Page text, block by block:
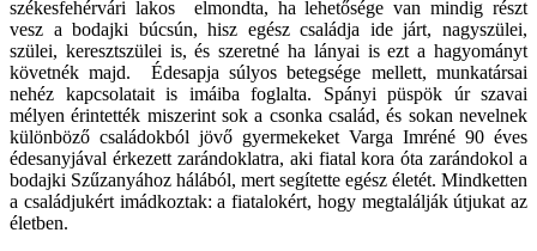
székesfehérvári lakos elmondta, ha lehetősége van mindig részt
vesz a bodajki búcsún, hisz egész családja ide járt, nagyszülei,
szülei, keresztszülei is, és szeretné ha lányai is ezt a hagyományt
követnék majd. Édesapja súlyos betegsége mellett, munkatársai
nehéz kapcsolatait is imáiba foglalta. Spányi püspök úr szavai
mélyen érintették miszerint sok a csonka család, és sokan nevelnek
különböző családokból jövő gyermekeket Varga Imréné 90 éves
édesanyjával érkezett zarándoklatra, aki fiatal kora óta zarándokol a
bodajki Szűzanyához hálából, mert segítette egész életét. Mindketten
a családjukért imádkoztak: a fiatalokért, hogy megtalálják útjukat az
életben.